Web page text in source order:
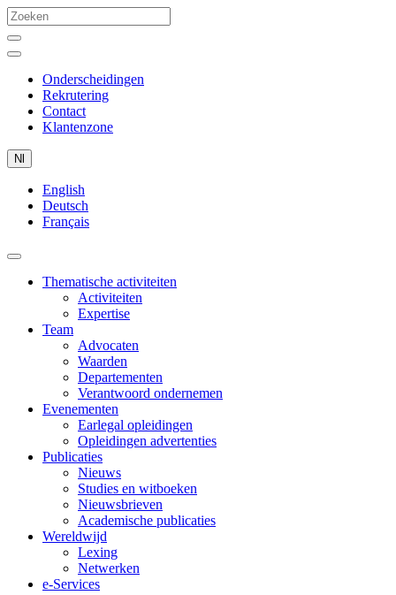
Onderscheidingen
Rekrutering
Contact
Klantenzone
Nl
English
Deutsch
Français
Thematische activiteiten
Activiteiten
Expertise
Team
Advocaten
Waarden
Departementen
Verantwoord ondernemen
Evenementen
Earlegal opleidingen
Opleidingen advertenties
Publicaties
Nieuws
Studies en witboeken
Nieuwsbrieven
Academische publicaties
Wereldwijd
Lexing
Netwerken
e-Services